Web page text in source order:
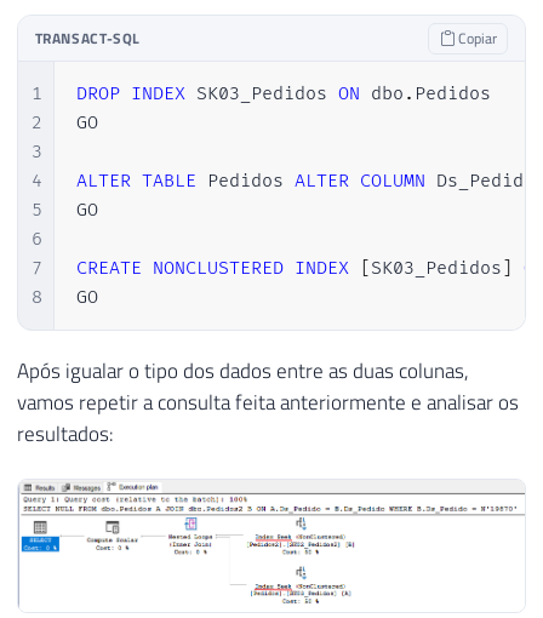
TRANSACT-SQL Copiar
1
2
3
4
5
6
7
8
DROP INDEX SK03_Pedidos ON dbo . Pedidos
GO
ALTER TABLE Pedidos ALTER COLUMN
GO
CREATE NONCLUSTERED INDEX [SK03_Pedidos]
GO
Após igualar o tipo dos dados entre as duas colunas,
vamos repetir a consulta feita anteriormente e analisar os
resultados: